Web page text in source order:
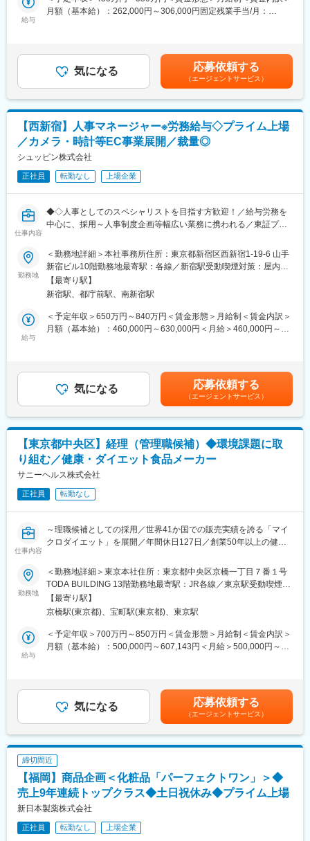
・日常会話程度の英語力を持ち合わせており、ビジネスの場にお
いても使用した経験
・社内の関連部署と連携が取れる程度にhtmlの基礎的な知識を持
ち合わせている、または自らソースの編集を行っていた経験
・MAツールを使用し、分析やセグメンテーション作成、顧客への
アプローチの自動化の経験
・業界問わず法人営業3年以上の経験
・英文メールをビジネスの場において使用した経験
変更の範囲：会社の定める業務
・明確な評価制度の元でキャリアUPしたい方
等)のWEB広告の運用をお任せします。「新規顧客の費用対効果的
な獲得」がミッションです。
・広告代理店との折衝交渉・ハンドリング
・広告の効果検証・改善(数字をもとにPDCA を高速で回し最適化
を実現)
■魅力：
事業会社の広告運用なので反響、売上や利益へのインパクトをリ
アルタイムに把握可能。広告費は業界屈指の年間数十億円！大き
なやりがいを感じながらスキルアップできる環境です。国内トッ
プクラスのパートナー企業との取引あり！
現在5名（責任者40代男性1名/30代男性1名/20代男性2名/20代女
性1名）が在籍しています。
■評価制度：
のフィードバック面談で、なぜこの評価なのか？がわかる状態で
業務に取り組むことができます。
ド健康茶「モリモリスリム」やサプリ「シボヘール」などヒット
商品を生み出す福岡発でEC事業を展開する企画メーカーです！中
途入社・若手社員も多く、社内のコミュニケーションが活発にな
るように仕切りがない開放感のあるオフィスです◎AIやツールを
積極的に導入しているため、スピーディーで効率よく業務を推進
できる環境があり、ボトムアップ型の社風で現場が捉えるお客様
の声を基に商品開発やサービス改善を常に行うなど、お客様と現
場を最優先した経営方針です。
変更の範囲：会社の定める業務
給与
月額（基本給）：262,000円～306,000円固定残業手当/月：
詳細は経験・能力を考慮し、面談にて決定します。■昇給：年2回
■賞与：年2回（7月、12月／計2.2～4.5ヶ月）※グレード・評価に
より支給賃金はあくまでも目安の金額であり、選考を通じて上下
する可能性があります。月給(月額)は固定手当を含めた表記です。
気になる 応募依頼する
（エージェントサービス）
【西新宿】人事マネージャー※労務給与◇プライム上場
／カメラ・時計等EC事業展開／裁量◎
シュッピン株式会社
正社員 転勤なし 上場企業
仕事内容
◆◇人事としてのスペシャリストを目指す方歓迎！／給与労務を
中心に、採用～人事制度企画等幅広い業務に携われる／東証プラ
◆◇
当社の人事部マネージャーとして、労務給与を中心とした人事部
全体のマネジメントをお任せします。
■業務
当社の人事部は○○課とは別れておらず、人事制度企画、採用、研
人事として一部の経験しかなくても、やる気・挑戦心のある方に
は幅広くチャレンジできる環境があります！
進捗管理も重要なミッションです。
【給与】
給与計算は社労士事務所と連携をしています
ツール：給与奉行
【労務】
法改定対応（規程・制度構築）
勤怠管理（ツール：RocoTime）
36協定やストレスチェックなどの法定実施事項
安全衛生管理
DX推進
など
その他、人事部マネージャーとして採用研修・人事制度企画等に
■組織：部長（40代半女性）リーダー2名（30代男性、女性）ース
■キャリアパス：年功序列では無く、各々の成果をしっかりと評価
する環境です。上昇志向をもち成果に反映いただければ、早期キ
ャリアアップの叶う環境です。
■当社について：
◎カメラをはじめ、時計、筆記具といった商品をECサイトと実店
舗で扱う企業です。インターネットを利用して「価値ある新品と
中古品」を安心・安全に取引できるマーケットを創造し、社会貢
献をすることを企業理念として掲げています。
◎私たちは中古品をリユースとは呼ばず、「リバリュー」と呼ん
勤務地
＜勤務地詳細＞本社事務所住所：東京都新宿区西新宿1-19-6 山手
新宿ビル10階勤務地最寄駅：各線／新宿駅受動喫煙対策：屋内喫
煙可能場所あり変更の範囲：会社の定める事業所
【最寄り駅】
新宿駅、都庁前駅、南新宿駅
給与
＜予定年収＞650万円～840万円＜賃金形態＞月給制＜賃金内訳＞
月額（基本給）：460,000円～630,000円＜月給＞460,000円～
（6月：業績賞与、12月：冬季賞与）※賞与実績（2025年度）夏
（業績賞与）：平均 1ヵ月分冬（冬季賞与）：一律 約38.6万円
賃金はあくまでも目安の金額であり、選考を通じて上下する可能
性があります。月給(月額)は固定手当を含めた表記です。
気になる 応募依頼する
（エージェントサービス）
【東京都中央区】経理（管理職候補）◆環境課題に取
り組む／健康・ダイエット食品メーカー
サニーヘルス株式会社
正社員 転勤なし
仕事内容
～理職候補としての採用／世界41か国での販売実績を誇る「マイ
クロダイエット」を展開／年間休日127日／創業50年以上の健
■仕事内容：
グループ会社等の経理・財務業務全般・マネジメント業務をお任
せいたします。
■具体的には：
・月次、中間、年次決算
・税理士、司法書士対応
・オーナーの所得税対策、相続税対策
副部長・部長→執行役員、など中途入社からでも将来的に経営幹
部としてご活躍いただけるチャンスがあります。
■当社について：
当社は1970年創業の健康・ダイエット食品メーカーです。
にやさしい「太陽光発電事業」、全国のドラッグストアでの「専
勤務地
＜勤務地詳細＞東京本社住所：東京都中央区京橋一丁目７番１号
TODA BUILDING 13階勤務地最寄駅：JR各線／東京駅受動喫煙対
策：敷地内全面禁煙
【最寄り駅】
京橋駅(東京都)、宝町駅(東京都)、東京駅
給与
＜予定年収＞700万円～850万円＜賃金形態＞月給制＜賃金内訳＞
月額（基本給）：500,000円～607,143円＜月給＞500,000円～
目安の金額であり、選考を通じて上下する可能性があります。月
給(月額)は固定手当を含めた表記です。
気になる 応募依頼する
（エージェントサービス）
締切間近
【福岡】商品企画＜化粧品「パーフェクトワン」＞◆
売上9年連続トップクラス◆土日祝休み◆プライム上場
新日本製薬株式会社
正社員 転勤なし 上場企業